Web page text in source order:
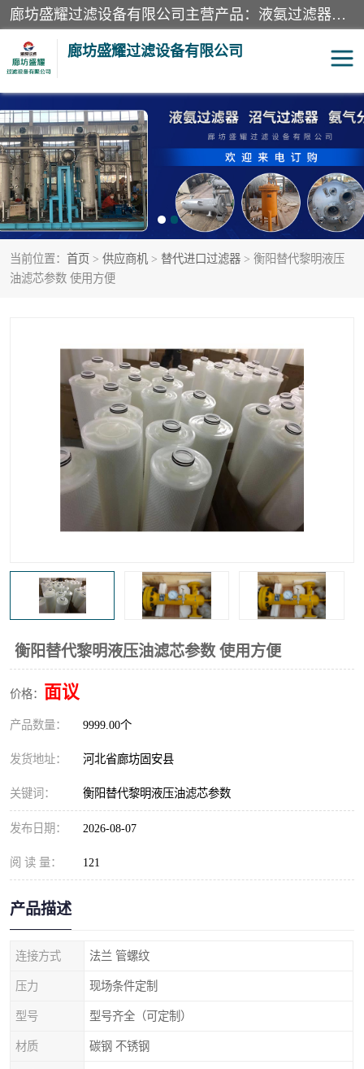
廊坊盛耀过滤设备有限公司主营产品：液氨过滤器、沼气过滤器、氨气分离器、二氧化碳过滤器、过滤器、液氨氨气过滤器、天然气过滤器、管道过滤器、*过滤器、液氨除油除水过滤器、氨气除油除水过滤器、焦炉煤气除焦油过滤器等。
廊坊盛耀过滤设备有限公司
当前位置： 首页 > 供应商机 > 替代进口过滤器 > 衡阳替代黎明液压
油滤芯参数 使用方便
衡阳替代黎明液压油滤芯参数 使用方便
价格： 面议
产品数量： 9999.00个
发货地址： 河北省廊坊固安县
关键词： 衡阳替代黎明液压油滤芯参数
发布日期： 2026-08-07
阅 读 量： 121
产品描述
连接方式 法兰 管螺纹
压力 现场条件定制
型号 型号齐全（可定制）
材质 碳钢 不锈钢
二氧化碳过滤器 过滤器
液氨氨气过滤器 沼气过滤器
天然气过滤器 管道过滤器
甲醇过滤器 液氨除油除水过滤器
高炉煤气过滤器 替代进口过滤器
化工盐酸气聚结器 耐腐蚀除雾器滤芯